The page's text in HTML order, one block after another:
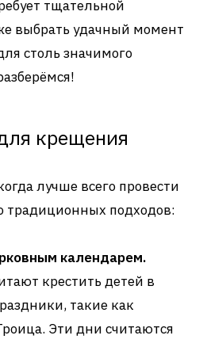
тщательной
выбрать удачный момент
столь значимого
крещения
лучше всего провести
традиционных подходов:
календарем.
крестить детей в
такие как
Эти дни считаются